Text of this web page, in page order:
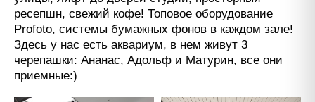
ресепшн, свежий кофе! Топовое оборудование
Profoto, системы бумажных фонов в каждом зале!
Здесь у нас есть аквариум, в нем живут 3
черепашки: Ананас, Адольф и Матурин, все они
приемные:)